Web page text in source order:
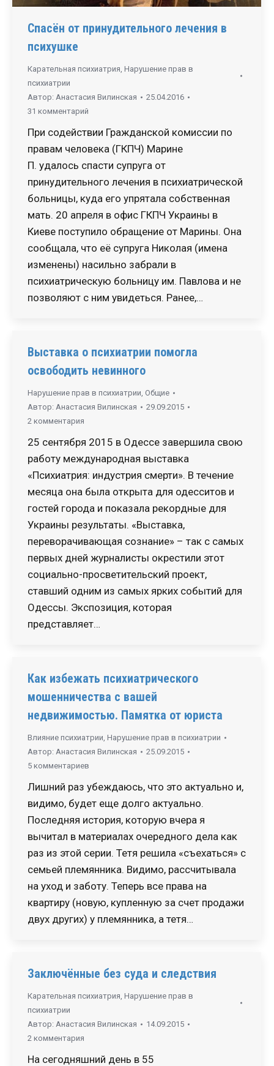
Спасён от принудительного лечения в
психушке
Карательная психиатрия, Нарушение прав в
психиатрии
Автор: Анастасия Вилинская
25.04.2016
31 комментарий
При содействии Гражданской комиссии по
правам человека (ГКПЧ) Марине
П. удалось спасти супруга от
принудительного лечения в психиатрической
больницы, куда его упрятала собственная
мать. 20 апреля в офис ГКПЧ Украины в
Киеве поступило обращение от Марины. Она
сообщала, что её супруга Николая (имена
изменены) насильно забрали в
психиатрическую больницу им. Павлова и не
позволяют с ним увидеться. Ранее,…
Выставка о психиатрии помогла
освободить невинного
Нарушение прав в психиатрии, Общие
Автор: Анастасия Вилинская
29.09.2015
2 комментария
25 сентября 2015 в Одессе завершила свою
работу международная выставка
«Психиатрия: индустрия смерти». В течение
месяца она была открыта для одесситов и
гостей города и показала рекордные для
Украины результаты. «Выставка,
переворачивающая сознание» – так с самых
первых дней журналисты окрестили этот
социально-просветительский проект,
ставший одним из самых ярких событий для
Одессы. Экспозиция, которая
представляет…
Как избежать психиатрического
мошенничества с вашей
недвижимостью. Памятка от юриста
Влияние психиатрии, Нарушение прав в психиатрии
Автор: Анастасия Вилинская
25.09.2015
5 комментариев
Лишний раз убеждаюсь, что это актуально и,
видимо, будет еще долго актуально.
Последняя история, которую вчера я
вычитал в материалах очередного дела как
раз из этой серии. Тетя решила «съехаться» с
семьей племянника. Видимо, рассчитывала
на уход и заботу. Теперь все права на
квартиру (новую, купленную за счет продажи
двух других) у племянника, а тетя…
Заключённые без суда и следствия
Карательная психиатрия, Нарушение прав в
психиатрии
Автор: Анастасия Вилинская
14.09.2015
2 комментария
На сегодняшний день в 55